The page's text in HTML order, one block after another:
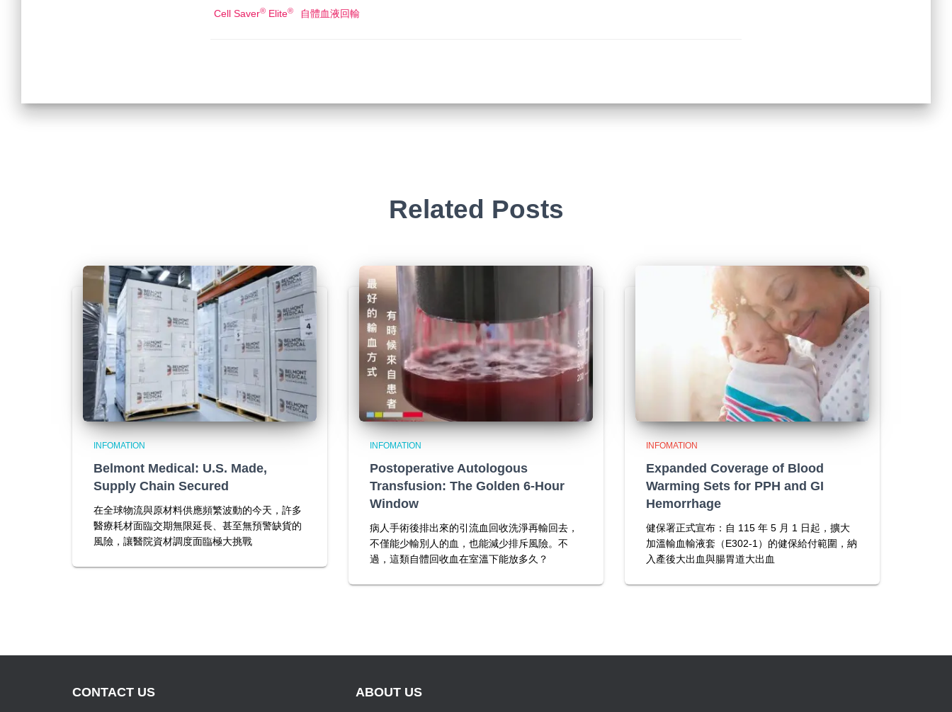
Cell Saver® Elite® 自體血液回輸
Related Posts
INFOMATION
Belmont Medical: U.S. Made,
Supply Chain Secured
在全球物流與原材料供應頻繁波動的今天，許多
醫療耗材面臨交期無限延長、甚至無預警缺貨的
風險，讓醫院資材調度面臨極大挑戰
INFOMATION
Postoperative Autologous
Transfusion: The Golden 6-Hour
Window
病人手術後排出來的引流血回收洗淨再輸回去，
不僅能少輸別人的血，也能減少排斥風險。不
過，這類自體回收血在室溫下能放多久？
INFOMATION
Expanded Coverage of Blood
Warming Sets for PPH and GI
Hemorrhage
健保署正式宣布：自 115 年 5 月 1 日起，擴大
加溫輸血輸液套（E302-1）的健保給付範圍，納
入產後大出血與腸胃道大出血
CONTACT US ABOUT US